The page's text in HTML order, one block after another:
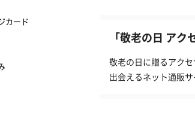
カード
「敬老の日 ア
敬老の日に贈るアク
出会えるネット通販